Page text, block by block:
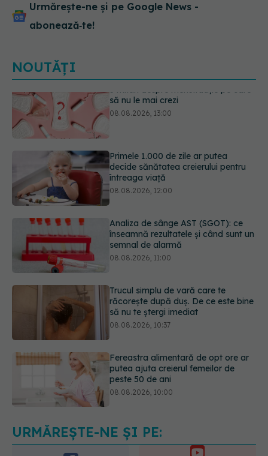
Urmărește-ne și pe Google News -
abonează‑te!
NOUTĂȚI
Primele 1.000 de zile ar putea
decide sănătatea creierului pentru
Analiza de sânge AST (SGOT): ce
înseamnă rezultatele și când sunt un
semnal de alarmă
Trucul simplu de vară care te
răcorește după duș. De ce este bine
să nu te ștergi imediat
Fereastra alimentară de opt ore ar
putea ajuta creierul femeilor de
peste 50 de ani
5 mituri despre menstruație pe care
să nu le mai crezi
URMĂREȘTE-NE ȘI PE: